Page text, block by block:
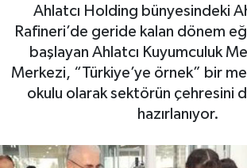
Ahlatcı Holding bünyesindeki
Rafineri’de geride kalan dönem
başlayan Ahlatcı Kuyumculuk
Merkezi, “Türkiye’ye örnek” bir
okulu olarak sektörün çehresini
hazırlanıyor.
Boğazkale
Dodurga
Kargı
Tüm Manşetler
Son Dakika Haberleri